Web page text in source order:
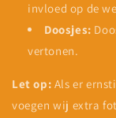
invloed op de
Doosjes:
vertonen.
Let op: Als er
voegen wij extra